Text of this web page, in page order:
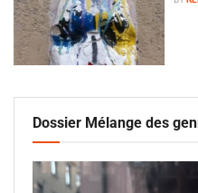
Dossier Mélange des